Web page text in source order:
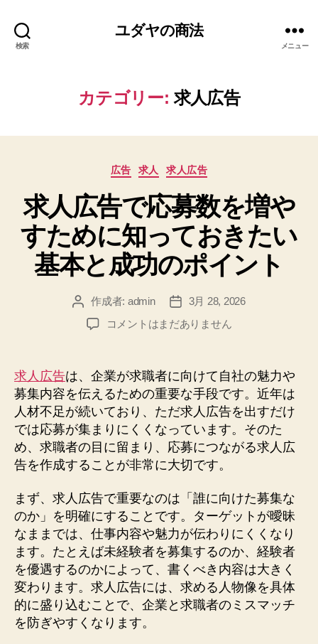
検索
ユダヤの商法
メニュー
カテゴリー: 求人広告
カ
ゴ
リ
ー
広告 求人 求人広告
求人広告で応募数を増や
すために知っておきたい
基本と成功のポイント
投
稿
作成者: admin
投
稿
日
3月 28, 2026
求
告
で
応
募
数
を
増
す
た
め
に
知
っ
て
お
き
コメントはまだありません
求人広告は、企業が求職者に向けて自社の魅力や
募集内容を伝えるための重要な手段です。近年は
人材不足が続いており、ただ求人広告を出すだけ
では応募が集まりにくくなっています。そのた
め、求職者の目に留まり、応募につながる求人広
告を作成することが非常に大切です。
まず、求人広告で重要なのは「誰に向けた募集な
のか」を明確にすることです。ターゲットが曖昧
なままでは、仕事内容や魅力が伝わりにくくなり
ます。たとえば未経験者を募集するのか、経験者
を優遇するのかによって、書くべき内容は大きく
変わります。求人広告には、求める人物像を具体
的に盛り込むことで、企業と求職者のミスマッチ
を防ぎやすくなります。